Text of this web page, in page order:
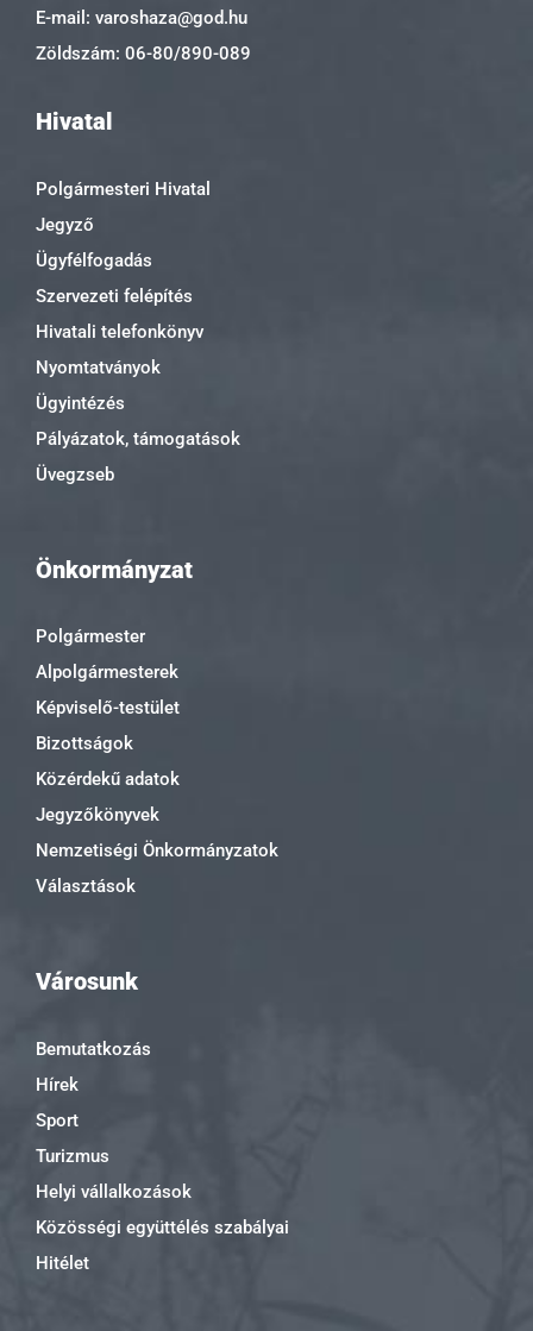
E-mail: varoshaza@god.hu
Zöldszám: 06-80/890-089
Hivatal
Polgármesteri Hivatal
Jegyző
Ügyfélfogadás
Szervezeti felépítés
Hivatali telefonkönyv
Nyomtatványok
Ügyintézés
Pályázatok, támogatások
Üvegzseb
Önkormányzat
Polgármester
Alpolgármesterek
Képviselő-testület
Bizottságok
Közérdekű adatok
Jegyzőkönyvek
Nemzetiségi Önkormányzatok
Választások
Városunk
Bemutatkozás
Hírek
Sport
Turizmus
Helyi vállalkozások
Közösségi együttélés szabályai
Hitélet